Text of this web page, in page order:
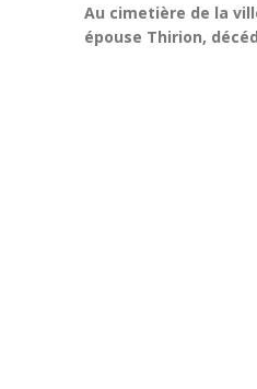
Au cimetière de la
épouse Thirion,